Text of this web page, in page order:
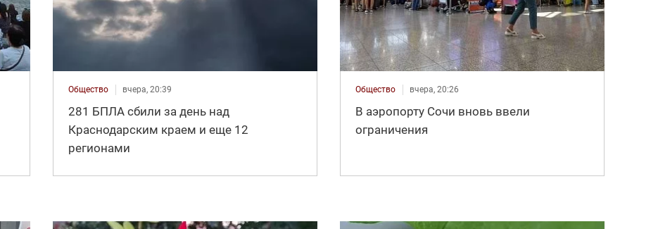
Общество вчера, 20:39
281 БПЛА сбили за день над
Краснодарским краем и еще 12
регионами
Общество вчера, 20:26
В аэропорту Сочи вновь ввели
ограничения